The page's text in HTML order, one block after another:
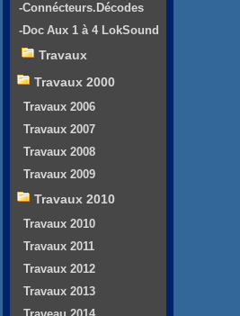
-Connécteurs.Décodes
-Doc Aux 1 à 4 LokSound
Travaux
Travaux 2000
Travaux 2006
Travaux 2007
Travaux 2008
Travaux 2009
Travaux 2010
Travaux 2010
Travaux 2011
Travaux 2012
Travaux 2013